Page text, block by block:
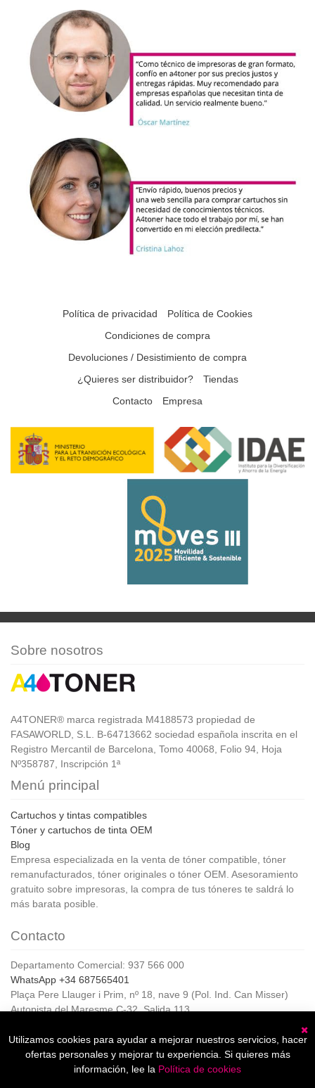
Política de privacidad
Política de Cookies
Condiciones de compra
Devoluciones / Desistimiento de compra
¿Quieres ser distribuidor?
Tiendas
Contacto
Empresa
Sobre nosotros
A4TONER® marca registrada M4188573 propiedad de
FASAWORLD, S.L. B-64713662 sociedad española inscrita en el
Registro Mercantil de Barcelona, Tomo 40068, Folio 94, Hoja
Nº358787, Inscripción 1ª
Menú principal
Cartuchos y tintas compatibles
Tóner y cartuchos de tinta OEM
Blog
Empresa especializada en la venta de tóner compatible, tóner
remanufacturados, tóner originales o tóner OEM. Asesoramiento
gratuito sobre impresoras, la compra de tus tóneres te saldrá lo
más barata posible.
Contacto
Departamento Comercial: 937 566 000
WhatsApp +34 687565401
Plaça Pere Llauger i Prim, nº 18, nave 9 (Pol. Ind. Can Misser)
Autopista del Maresme C-32, Salida 113
Horario de Atención al cliente:
De lunes a jueves de 8:00 a 17:00,
Viernes de 8:00 a 15:00
Utilizamos cookies para ayudar a mejorar nuestros servicios, hacer
ofertas personales y mejorar tu experiencia. Si quieres más
información, lee la Política de cookies